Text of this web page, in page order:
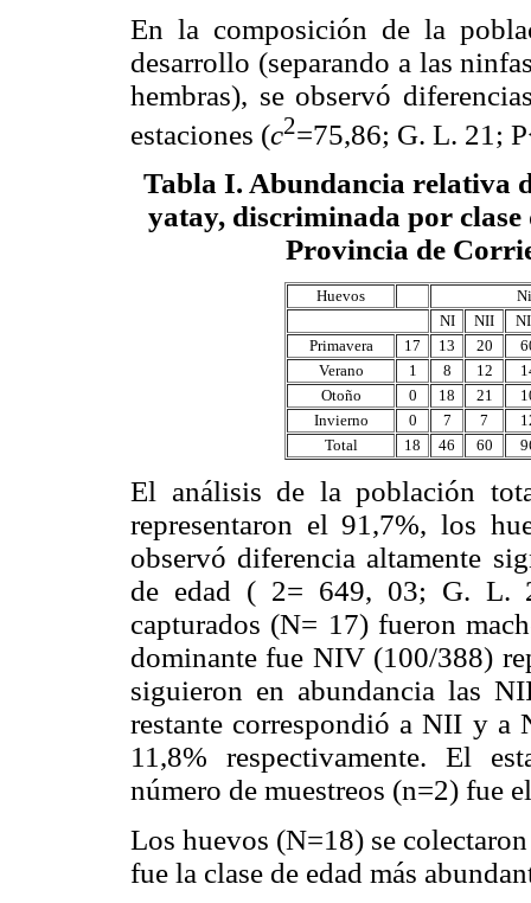
En la composición de la
desarrollo (separando a las
hembras), se observó
estaciones (c2=75,86; G. L. 21;
Tabla I. Abundancia relativa
yatay, discriminada por clase
Provincia de
Huevos
NI
NII
Primavera
17 13 20
Verano
1 8 12
Otoño
0 18 21
Invierno
0 7 7
Total
18 46 60
El análisis de la población
representaron el 91,7%, los
observó diferencia altamente
de edad ( 2= 649, 03; G. L.
capturados (N= 17) fueron
dominante fue NIV (100/388)
siguieron en abundancia las
restante correspondió a NII y a
11,8% respectivamente. El
número de muestreos (n=2) fue
Los huevos (N=18) se
fue la clase de edad más